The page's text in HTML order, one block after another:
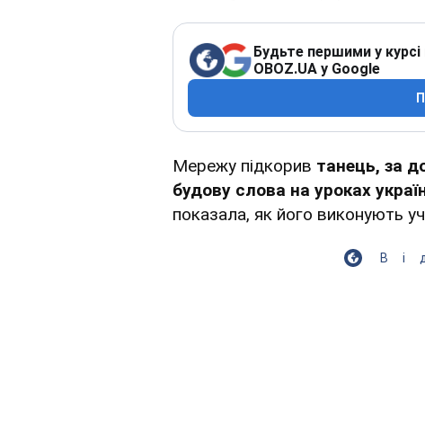
Будьте першими у
OBOZ.UA у Google
Мережу підкорив танець, за
будову слова на уроках
показала, як його виконують